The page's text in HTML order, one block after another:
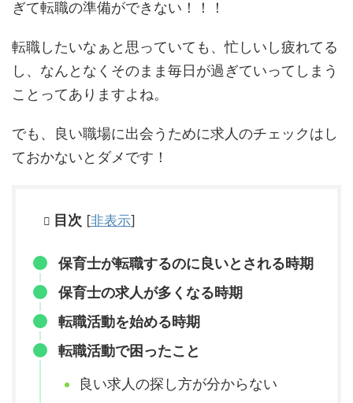
ぎて転職の準備ができない！！！
転職したいなぁと思っていても、忙しいし疲れてる
し、なんとなくそのまま毎日が過ぎていってしまう
ことってありますよね。
でも、良い職場に出会うために求人のチェックはし
ておかないとダメです！
目次 [非表示]
保育士が転職するのに良いとされる時期
保育士の求人が多くなる時期
転職活動を始める時期
転職活動で困ったこと
良い求人の探し方が分からない